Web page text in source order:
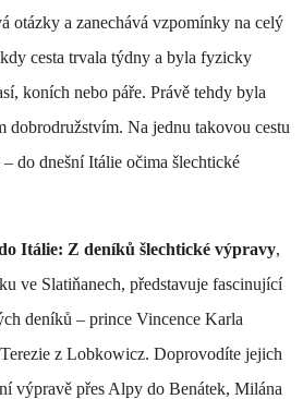
otázky a zanechává vzpomínky na celý
cesta trvala týdny a byla fyzicky
koních nebo páře. Právě tehdy byla
dobrodružstvím. Na jednu takovou cestu
do dnešní Itálie očima šlechtické
Itálie: Z deníků šlechtické výpravy,
ve Slatiňanech, představuje fascinující
deníků – prince Vincence Karla
z Lobkowicz. Doprovodíte jejich
výpravě přes Alpy do Benátek, Milána